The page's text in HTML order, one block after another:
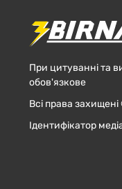
При цитуванні та
обов'язкове
Всі права
Ідентифікатор